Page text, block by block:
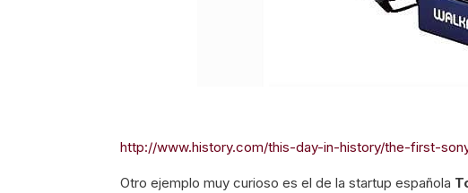
http://www.history.com/this-day-in-history/the-first-
Otro ejemplo muy curioso es el de la startup española